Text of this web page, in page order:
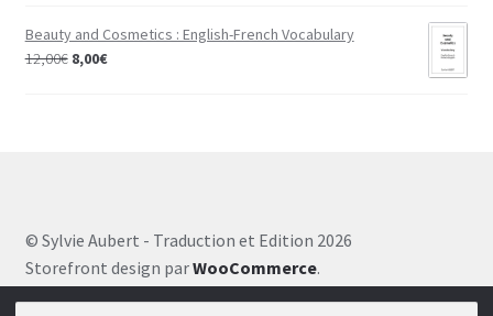
Beauty and Cosmetics : English-French Vocabulary
12,00€ 8,00€
© Sylvie Aubert - Traduction et Edition 2026
Storefront design parWooCommerce.